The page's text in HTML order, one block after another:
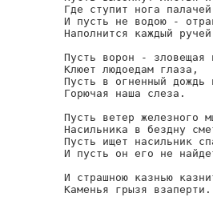
Где ступит нога
И пусть не водою -
Наполнится каждый
Пусть ворон - зловещая
Клюет людоедам глаза,
Пусть в огненный дождь
Горючая наша слеза.
Пусть ветер железного
Насильника в бездну
Пусть ищет насильник
И пусть он его не
И страшною казнью
Каменья грызя